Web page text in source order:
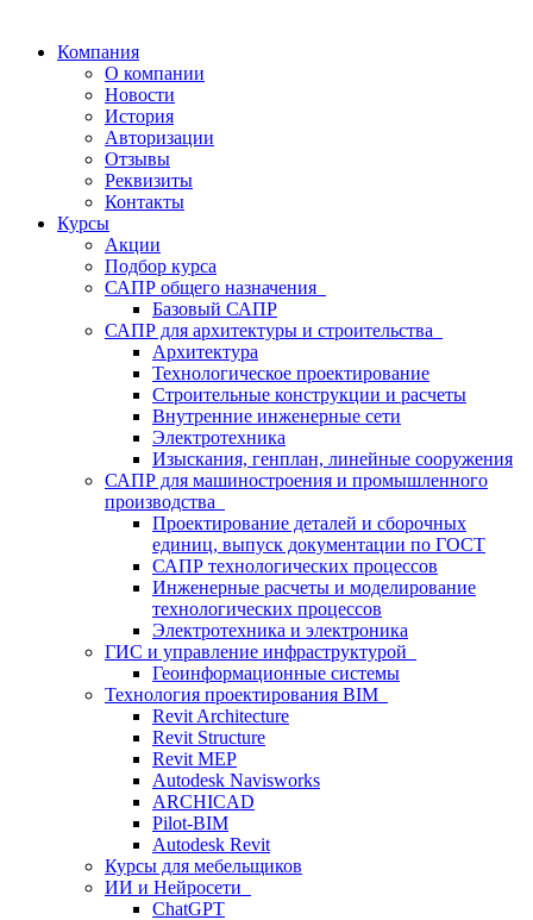
Компания
О компании
Новости
История
Авторизации
Отзывы
Реквизиты
Контакты
Курсы
Акции
Подбор курса
САПР общего назначения
Базовый САПР
САПР для архитектуры и строительства
Архитектура
Технологическое проектирование
Строительные конструкции и расчеты
Внутренние инженерные сети
Электротехника
Изыскания, генплан, линейные сооружения
САПР для машиностроения и промышленного
производства
Проектирование деталей и сборочных
единиц, выпуск документации по ГОСТ
САПР технологических процессов
Инженерные расчеты и моделирование
технологических процессов
Электротехника и электроника
ГИС и управление инфраструктурой
Геоинформационные системы
Технология проектирования BIM
Revit Architecture
Revit Structure
Revit MEP
Autodesk Navisworks
ARCHICAD
Pilot-BIM
Autodesk Revit
Курсы для мебельщиков
ИИ и Нейросети
ChatGPT